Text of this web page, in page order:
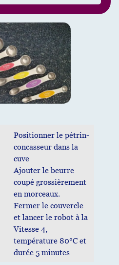
Positionner le pétrin-
concasseur dans la
cuve
Ajouter le beurre
coupé grossièrement
en morceaux.
Fermer le couvercle
et lancer le robot à la
Vitesse 4,
température 80°C et
durée 5 minutes